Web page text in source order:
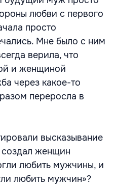
любви с первого
просто
Мне было с ним
верила, что
и женщиной
через какое-то
переросла в
высказывание
женщин
любить мужчины, и
любить мужчин»?